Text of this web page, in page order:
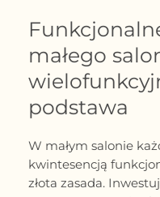
małego
podstawa
W małym salonie
kwintesencją
złota zasada.